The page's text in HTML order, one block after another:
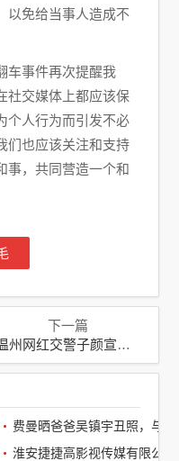
以免给当事人造成不
车事件再次提醒我
社交媒体上都应该保
个人行为而引发不必
们也应该关注和支持
事，共同营造一个和
下一篇
网红交警子颜宣布辞职！五年坚守后，她将何去何从
淮安捷捷高影视传媒有限公司